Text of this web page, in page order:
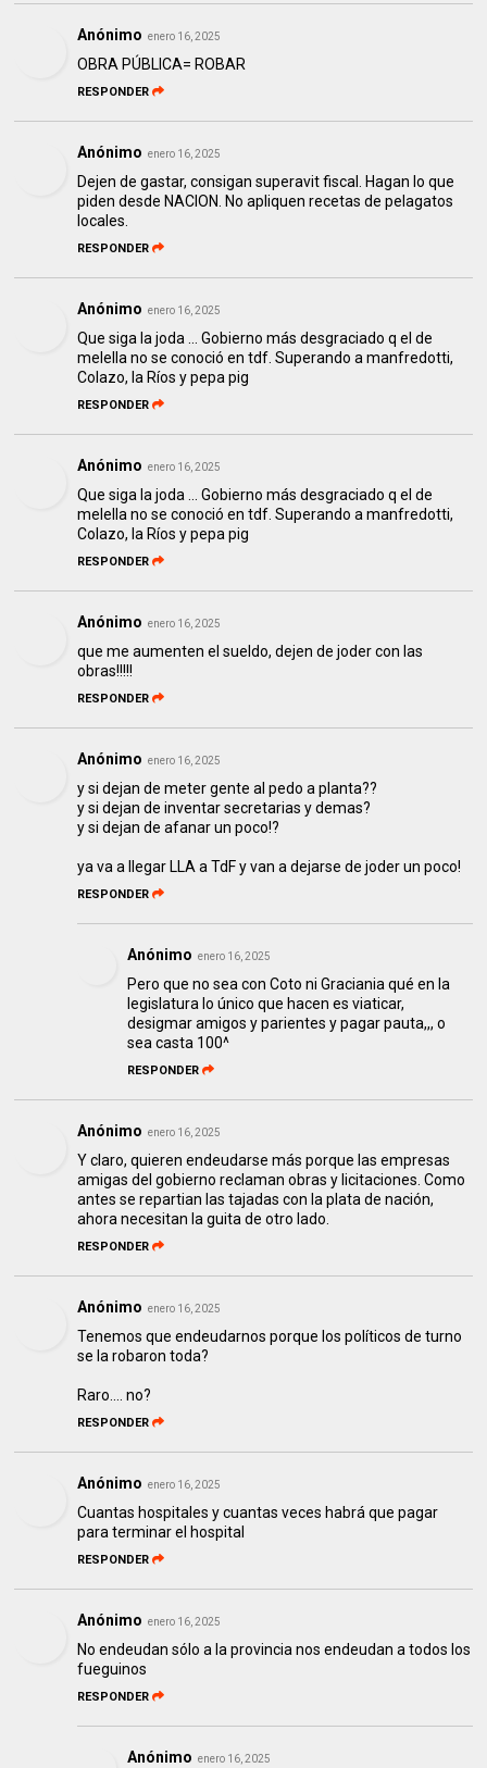
Anónimo enero 16, 2025
OBRA PÚBLICA= ROBAR
RESPONDER
Anónimo enero 16, 2025
Dejen de gastar, consigan superavit fiscal. Hagan lo que
piden desde NACION. No apliquen recetas de pelagatos
locales.
RESPONDER
Anónimo enero 16, 2025
Que siga la joda ... Gobierno más desgraciado q el de
melella no se conoció en tdf. Superando a manfredotti,
Colazo, la Ríos y pepa pig
RESPONDER
Anónimo enero 16, 2025
Que siga la joda ... Gobierno más desgraciado q el de
melella no se conoció en tdf. Superando a manfredotti,
Colazo, la Ríos y pepa pig
RESPONDER
Anónimo enero 16, 2025
que me aumenten el sueldo, dejen de joder con las
obras!!!!!
RESPONDER
Anónimo enero 16, 2025
y si dejan de meter gente al pedo a planta??
y si dejan de inventar secretarias y demas?
y si dejan de afanar un poco!?
ya va a llegar LLA a TdF y van a dejarse de joder un poco!
RESPONDER
Anónimo enero 16, 2025
Pero que no sea con Coto ni Graciania qué en la
legislatura lo único que hacen es viaticar,
desigmar amigos y parientes y pagar pauta,,, o
sea casta 100^
RESPONDER
Anónimo enero 16, 2025
Y claro, quieren endeudarse más porque las empresas
amigas del gobierno reclaman obras y licitaciones. Como
antes se repartian las tajadas con la plata de nación,
ahora necesitan la guita de otro lado.
RESPONDER
Anónimo enero 16, 2025
Tenemos que endeudarnos porque los políticos de turno
se la robaron toda?
Raro.... no?
RESPONDER
Anónimo enero 16, 2025
Cuantas hospitales y cuantas veces habrá que pagar
para terminar el hospital
RESPONDER
Anónimo enero 16, 2025
No endeudan sólo a la provincia nos endeudan a todos los
fueguinos
RESPONDER
Anónimo enero 16, 2025